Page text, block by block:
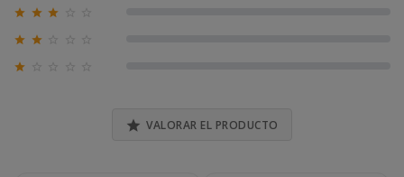
  
 

 VALORAR EL PRODUCTO